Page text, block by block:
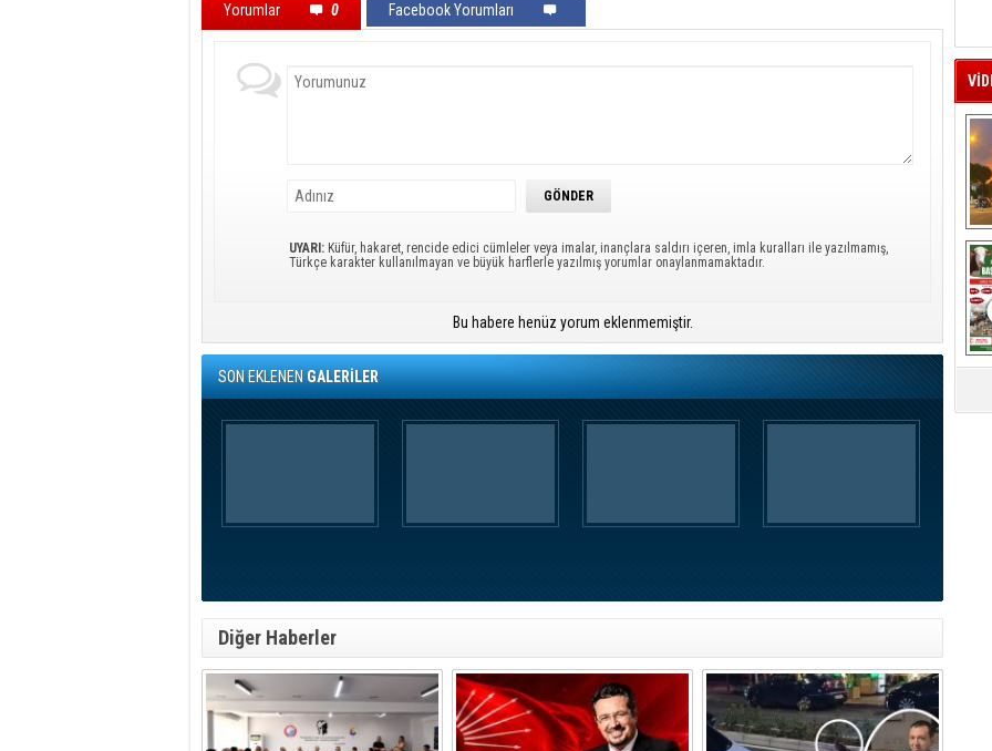
Yorumlar 0 Facebook Yorumları
UYARI: Küfür, hakaret, rencide edici cümleler veya imalar, inançlara saldırı içeren, imla kuralları ile yazılmamış,
Türkçe karakter kullanılmayan ve büyük harflerle yazılmış yorumlar onaylanmamaktadır.
Bu habere henüz yorum eklenmemiştir.
SON EKLENENGALERİLER
Diğer Haberler